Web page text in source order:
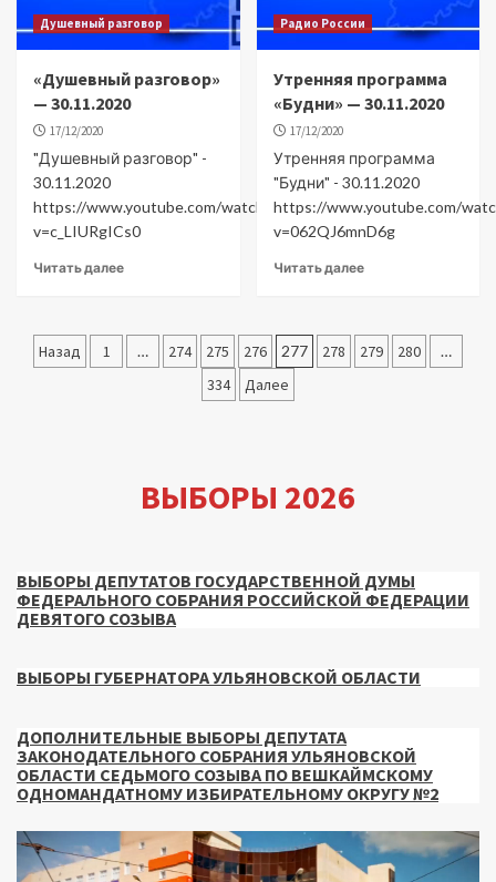
Душевный разговор
«Душевный разговор»
— 30.11.2020
17/12/2020
"Душевный разговор" -
30.11.2020
https://www.youtube.com/watch?
v=c_LIURgICs0
Читать далее
Радио России
Утренняя программа
«Будни» — 30.11.2020
17/12/2020
Утренняя программа
"Будни" - 30.11.2020
https://www.youtube.com/
v=062QJ6mnD6g
Читать далее
Пагинация
Назад 1 … 274 275 276 277 278 279 280 …
334 Далее
ВЫБОРЫ 2026
ВЫБОРЫ ДЕПУТАТОВ ГОСУДАРСТВЕННОЙ ДУМЫ
ФЕДЕРАЛЬНОГО СОБРАНИЯ РОССИЙСКОЙ ФЕДЕРАЦИИ
ДЕВЯТОГО СОЗЫВА
ВЫБОРЫ ГУБЕРНАТОРА УЛЬЯНОВСКОЙ ОБЛАСТИ
ДОПОЛНИТЕЛЬНЫЕ ВЫБОРЫ ДЕПУТАТА
ЗАКОНОДАТЕЛЬНОГО СОБРАНИЯ УЛЬЯНОВСКОЙ
ОБЛАСТИ СЕДЬМОГО СОЗЫВА ПО ВЕШКАЙМСКОМУ
ОДНОМАНДАТНОМУ ИЗБИРАТЕЛЬНОМУ ОКРУГУ №2